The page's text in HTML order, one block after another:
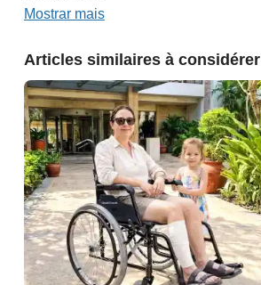
Mostrar mais
Articles similaires à considérer